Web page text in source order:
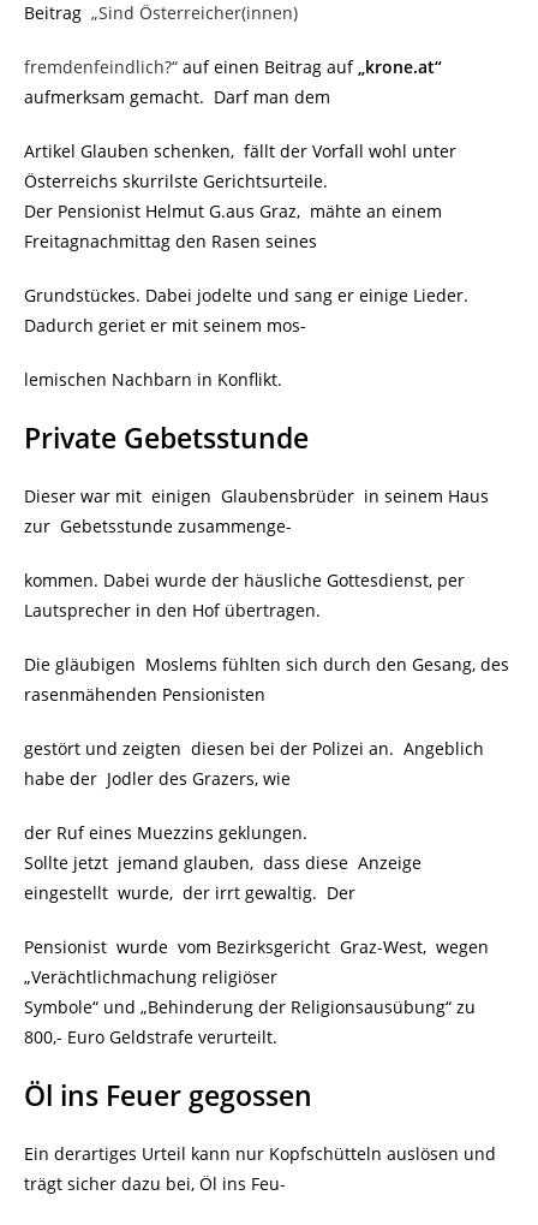
Beitrag „Sind Österreicher(innen)
fremdenfeindlich?“ auf einen Beitrag auf„krone.at“
aufmerksam gemacht. Darf man dem
Artikel Glauben schenken, fällt der Vorfall wohl unter
Österreichs skurrilste Gerichtsurteile.
Der Pensionist Helmut G.aus Graz, mähte an einem
Freitagnachmittag den Rasen seines
Grundstückes. Dabei jodelte und sang er einige Lieder.
Dadurch geriet er mit seinem mos-
lemischen Nachbarn in Konflikt.
Private Gebetsstunde
Dieser war mit einigen Glaubensbrüder in seinem Haus
zur Gebetsstunde zusammenge-
kommen. Dabei wurde der häusliche Gottesdienst, per
Lautsprecher in den Hof übertragen.
Die gläubigen Moslems fühlten sich durch den Gesang, des
rasenmähenden Pensionisten
gestört und zeigten diesen bei der Polizei an. Angeblich
habe der Jodler des Grazers, wie
der Ruf eines Muezzins geklungen.
Sollte jetzt jemand glauben, dass diese Anzeige
eingestellt wurde, der irrt gewaltig. Der
Pensionist wurde vom Bezirksgericht Graz-West, wegen
„Verächtlichmachung religiöser
Symbole“ und „Behinderung der Religionsausübung“ zu
800,- Euro Geldstrafe verurteilt.
Öl ins Feuer gegossen
Ein derartiges Urteil kann nur Kopfschütteln auslösen und
trägt sicher dazu bei, Öl ins Feu-